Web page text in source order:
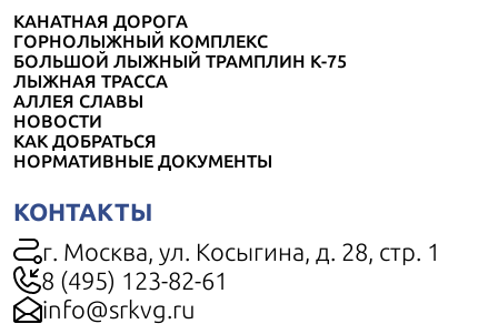
КАНАТНАЯ ДОРОГА
ГОРНОЛЫЖНЫЙ КОМПЛЕКС
БОЛЬШОЙ ЛЫЖНЫЙ ТРАМПЛИН К-75
ЛЫЖНАЯ ТРАССА
АЛЛЕЯ СЛАВЫ
НОВОСТИ
КАК ДОБРАТЬСЯ
НОРМАТИВНЫЕ ДОКУМЕНТЫ
КОНТАКТЫ
г. Москва, ул. Косыгина, д. 28, стр. 1
8 (495) 123-82-61
info@srkvg.ru